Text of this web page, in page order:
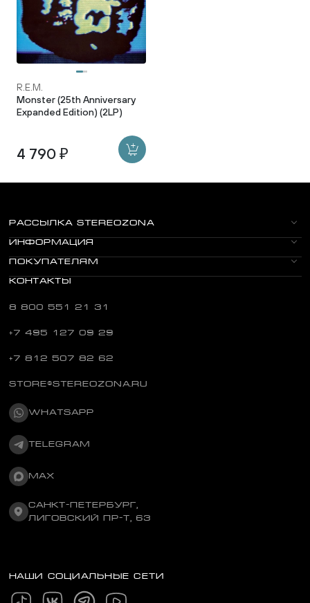
R.E.M.
Monster (25th Anniversary
Expanded Edition) (2LP)
4 790 ₽
РАССЫЛКА STEREOZONA
ИНФОРМАЦИЯ
ПОКУПАТЕЛЯМ
КОНТАКТЫ
8 800 551 21 31
+7 495 127 09 29
+7 812 507 82 62
STORE@STEREOZONA.RU
WHATSAPP
TELEGRAM
MAX
САНКТ-ПЕТЕРБУРГ,
ЛИГОВСКИЙ ПР-Т, 63
НАШИ СОЦИАЛЬНЫЕ СЕТИ